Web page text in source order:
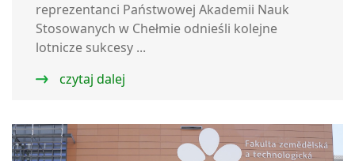
reprezentanci Państwowej Akademii Nauk
Stosowanych w Chełmie odnieśli kolejne
lotnicze sukcesy ...
czytaj dalej